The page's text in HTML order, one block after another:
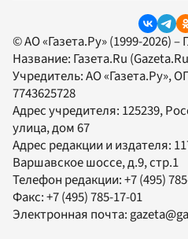
© АО «Газета.Ру» (1999-2026)
Название: Газета.Ru
Учредитель:АО «Газета.Ру»,
7743625728
Адрес учредителя: 125239,
улица, дом 67
Адрес редакции и издателя:
Варшавское шоссе, д.9, стр.1
Телефон редакции:+7 (495)
Факс:+7 (495) 785-17-01
Электронная почта: